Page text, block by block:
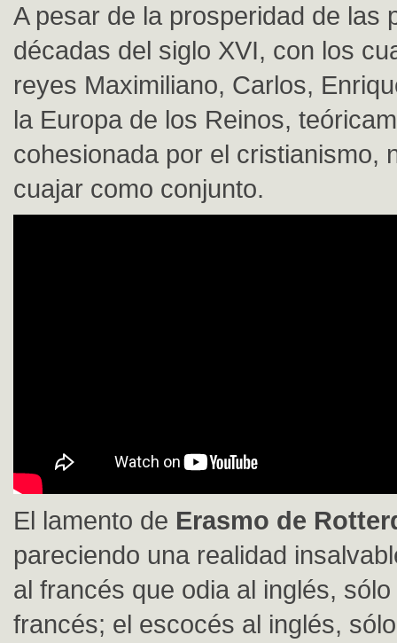
A pesar de la prosperidad de las
décadas del siglo XVI, con los
reyes Maximiliano, Carlos,
la Europa de los Reinos,
cohesionada por el cristianismo,
cuajar como conjunto.
El lamento de Erasmo de
pareciendo una realidad
al francés que odia al inglés,
francés; el escocés al inglés,